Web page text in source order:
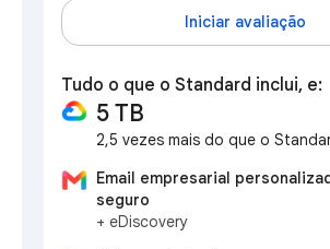
Iniciar avaliação
Tudo o que o Standard inclui, e:
5 TB
2,5 vezes mais do que o
Email empresarial
seguro
+ eDiscovery